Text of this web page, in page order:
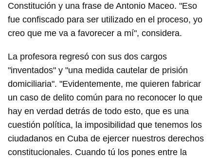
Guardar como favorito
Para poder guardar como favorito, primero has de
INICIAR SESIÓN CANCELAR
Constitución y una frase de Antonio Maceo. "Eso
fue confiscado para ser utilizado en el proceso, yo
creo que me va a favorecer a mí", considera.
La profesora regresó con sus dos cargos
"inventados" y "una medida cautelar de prisión
domiciliaria". "Evidentemente, me quieren fabricar
un caso de delito común para no reconocer lo que
hay en verdad detrás de todo esto, que es una
cuestión política, la imposibilidad que tenemos los
ciudadanos en Cuba de ejercer nuestros derechos
constitucionales. Cuando tú los pones entre la